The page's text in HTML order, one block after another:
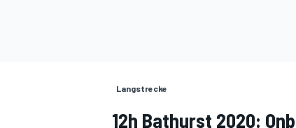
Langstrecke
12h Bathurst 2020: